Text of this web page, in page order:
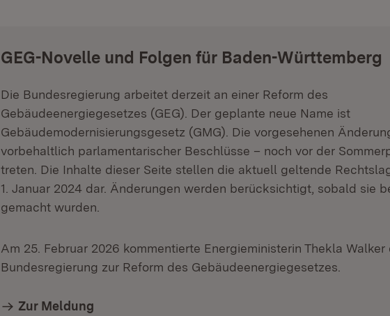
:GEG-Novelle und Folgen für Baden-Württemberg
Die Bundesregierung arbeitet derzeit an einer Reform des
Gebäudeenergiegesetzes (GEG). Der geplante neue Name ist
Gebäudemodernisierungsgesetz (GMG). Die vorgesehenen
vorbehaltlich parlamentarischer Beschlüsse – noch vor der
treten. Die Inhalte dieser Seite stellen die aktuell geltende
1. Januar 2024 dar. Änderungen werden berücksichtigt, sobald sie
gemacht wurden.
Am 25. Februar 2026 kommentierte Energieministerin Thekla
Bundesregierung zur Reform des Gebäudeenergiegesetzes.
Zur Meldung